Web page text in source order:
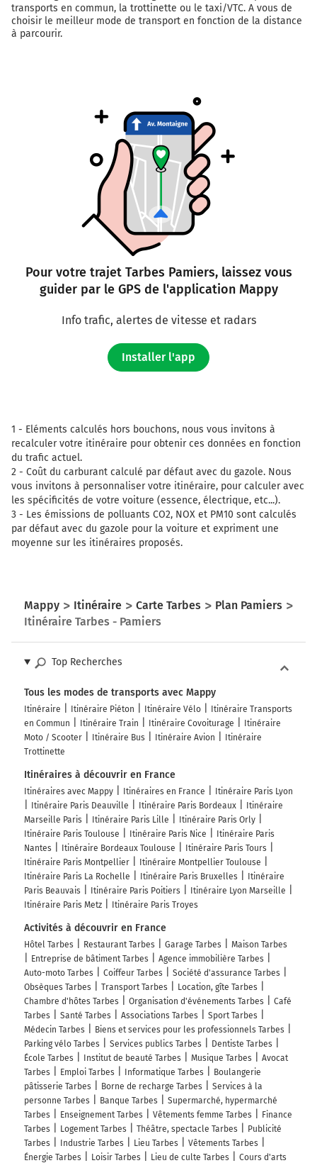
Chasseurs Parachutistes). Continuer sur 300 mètres
Au rond-point, prendre la 1ère sortie sur D11 (Avenue
du 9ème Régiment de Chasseurs Parachutistes) et
continuer sur 1,1 kilomètre
Continuer Pont de Sainte-Hélène sur 220 mètres
175 km
Pamiers
transports en commun, la trottinette ou le taxi/VTC. A vous de
choisir le meilleur mode de transport en fonction de la distance
à parcourir.
Pour votre trajet Tarbes Pamiers, laissez vous
guider par le GPS de l'application Mappy
Info trafic, alertes de vitesse et radars
Installer l'app
1 - Eléments calculés hors bouchons, nous vous invitons à
recalculer votre itinéraire pour obtenir ces données en fonction
du trafic actuel.
2 - Coût du carburant calculé par défaut avec du gazole. Nous
vous invitons à personnaliser votre itinéraire, pour calculer avec
les spécificités de votre voiture (essence, électrique, etc...).
3 - Les émissions de polluants CO2, NOX et PM10 sont calculés
par défaut avec du gazole pour la voiture et expriment une
moyenne sur les itinéraires proposés.
Mappy Itinéraire Carte Tarbes
Plan Pamiers
Itinéraire Tarbes - Pamiers
Top Recherches
Tous les modes de transports avec Mappy
Itinéraire Itinéraire Piéton Itinéraire Vélo
Itinéraire Transports
en Commun
Itinéraire Train Itinéraire Covoiturage
Itinéraire
Moto / Scooter
Itinéraire Bus Itinéraire Avion
Itinéraire
Trottinette
Itinéraires à découvrir en France
Itinéraires avec Mappy Itinéraires en France
Itinéraire Paris Lyon
Itinéraire Paris Deauville
Itinéraire Paris Bordeaux
Itinéraire
Marseille Paris
Itinéraire Paris Lille
Itinéraire Paris Orly
Itinéraire Paris Toulouse
Itinéraire Paris Nice
Itinéraire Paris
Nantes
Itinéraire Bordeaux Toulouse
Itinéraire Paris Tours
Itinéraire Paris Montpellier
Itinéraire Montpellier Toulouse
Itinéraire Paris La Rochelle
Itinéraire Paris Bruxelles
Itinéraire
Paris Beauvais
Itinéraire Paris Poitiers
Itinéraire Lyon Marseille
Itinéraire Paris Metz
Itinéraire Paris Troyes
Activités à découvrir en France
Hôtel Tarbes Restaurant Tarbes Garage Tarbes
Maison Tarbes
Entreprise de bâtiment Tarbes
Agence immobilière Tarbes
Auto-moto Tarbes
Coiffeur Tarbes
Société d'assurance Tarbes
Obsèques Tarbes
Transport Tarbes
Location, gîte Tarbes
Chambre d'hôtes Tarbes
Organisation d'événements Tarbes
Café
Tarbes
Santé Tarbes Associations Tarbes
Sport Tarbes
Médecin Tarbes
Biens et services pour les professionnels Tarbes
Parking vélo Tarbes
Services publics Tarbes
Dentiste Tarbes
École Tarbes
Institut de beauté Tarbes Musique Tarbes
Avocat
Tarbes
Emploi Tarbes Informatique Tarbes
Boulangerie
pâtisserie Tarbes
Borne de recharge Tarbes
Services à la
personne Tarbes
Banque Tarbes
Supermarché, hypermarché
Tarbes
Enseignement Tarbes Vêtements femme Tarbes
Finance
Tarbes
Logement Tarbes Théâtre, spectacle Tarbes
Publicité
Tarbes
Industrie Tarbes Lieu Tarbes
Vêtements Tarbes
Énergie Tarbes
Loisir Tarbes Lieu de culte Tarbes
Cours d'arts